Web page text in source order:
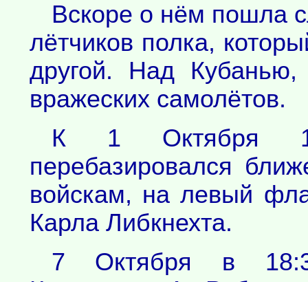
Вскоре о нём пошла
лётчиков полка,
другой. Над
вражеских самолётов.
К 1 Октября
перебазировался
войскам, на левый
Карла Либкнехта.
7 Октября в